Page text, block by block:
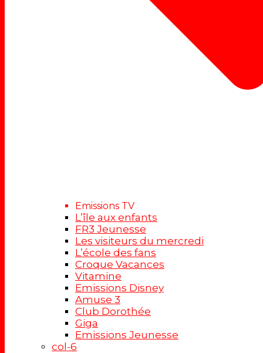
Emissions TV
L’île aux enfants
FR3 Jeunesse
Les visiteurs du mercredi
L’école des fans
Croque Vacances
Vitamine
Emissions Disney
Amuse 3
Club Dorothée
Giga
Emissions Jeunesse
col-6